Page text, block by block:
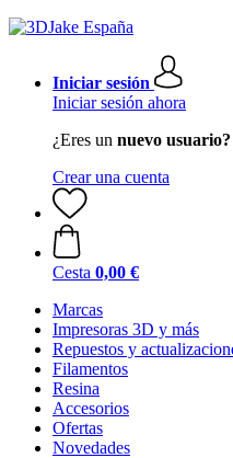
Iniciar sesión
Iniciar sesión ahora
¿Eres un nuevo usuario?
Crear una cuenta
Cesta 0,00 €
Marcas
Impresoras 3D y más
Repuestos y
Filamentos
Resina
Accesorios
Ofertas
Novedades